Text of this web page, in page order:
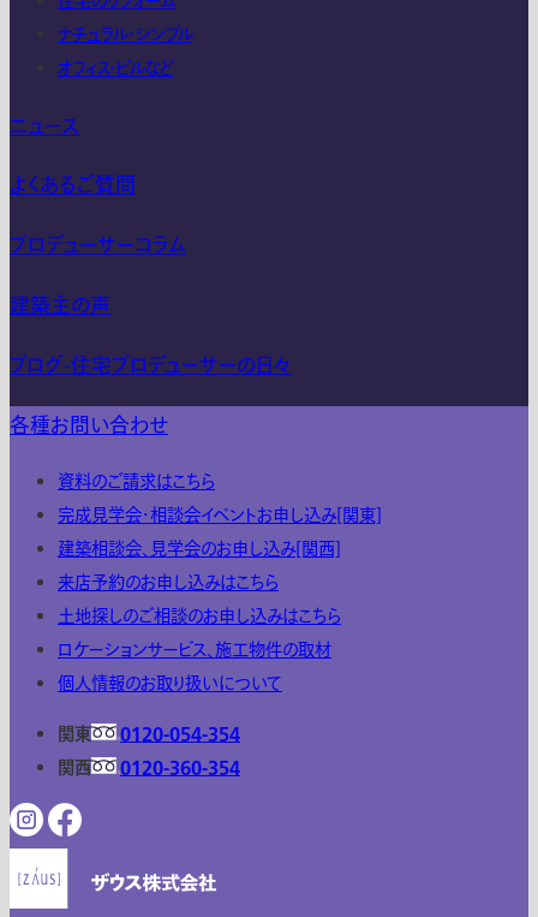
ナチュラル・シンプル
オフィス・ビルなど
ニュース
よくあるご質問
プロデューサーコラム
建築主の声
ブログ-住宅プロデューサーの日々
各種お問い合わせ
資料のご請求はこちら
完成見学会・相談会イベントお申し込み[関東]
建築相談会、見学会のお申し込み[関西]
来店予約のお申し込みはこちら
土地探しのご相談のお申し込みはこちら
ロケーションサービス、施工物件の取材
個人情報のお取り扱いについて
関東
0120-054-354
関西
0120-360-354